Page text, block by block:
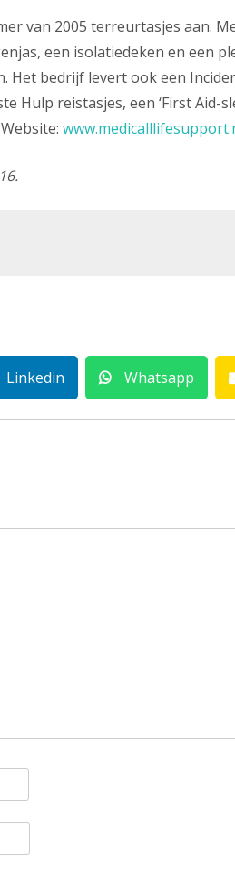
van 2005 terreurtasjes aan.
een isolatiedeken en een
bedrijf levert ook een
Hulp reistasjes, een ‘First
Linkedin Whatsapp